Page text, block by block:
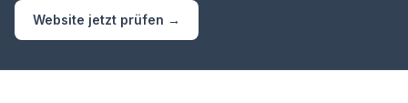
Website jetzt prüfen →